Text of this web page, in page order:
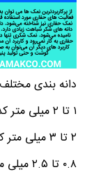
دانه بندی مختلف از ۱ تا ۳
۱ تا ۲ میلی متر کد ۰۴
۲ تا ۳ میلی متر کد ۰۵
۰.۸ تا ۲.۵ میلی متر کد ۱۷